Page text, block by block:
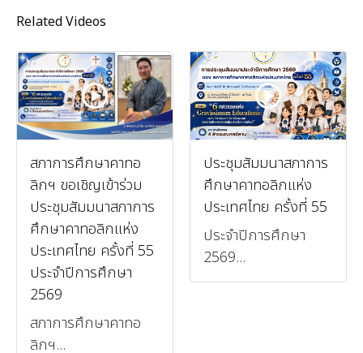
Related Videos
สภาการศึกษาคาทอ
ลิกฯ ขอเชิญเข้าร่วม
ประชุมสัมมนาสภาการ
ศึกษาคาทอลิกแห่ง
ประเทศไทย ครั้งที่ 55
ประจำปีการศึกษา
2569
สภาการศึกษาคาทอ
ลิกฯ...
ประชุมสัมมนาสภาการ
ศึกษาคาทอลิกแห่ง
ประเทศไทย ครั้งที่ 55
ประจำปีการศึกษา
2569...